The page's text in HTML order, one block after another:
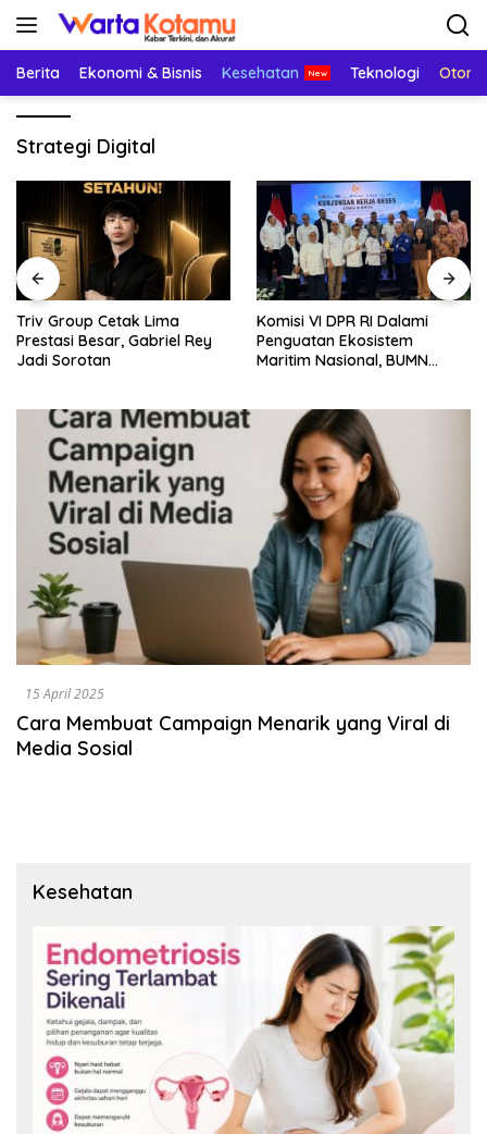
Langsung
Berita Ekonomi & Bisnis Kesehatan Teknologi
Strategi Digital
Triv Group Cetak Lima
Prestasi Besar, Gabriel Rey
Jadi Sorotan
Komisi VI DPR RI Dalami
Penguatan Ekosistem
Maritim Nasional, BUMN
15 April 2025
Cara Membuat Campaign Menarik yang Viral di
Media Sosial
Kesehatan